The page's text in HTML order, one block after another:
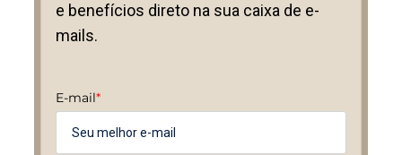
e benefícios direto na sua caixa de e-
mails.
E-mail*